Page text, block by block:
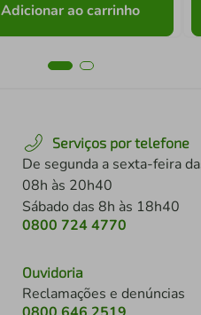
Adicionar ao carrinho
Serviços por telefone
De segunda a sexta-feira
08h às 20h40
Sábado das 8h às 18h40
0800 724 4770
Ouvidoria
Reclamações e denúncias